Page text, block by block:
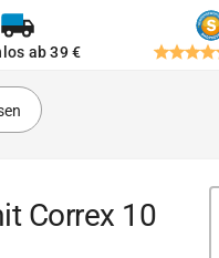
ab 39 €
Correx 10